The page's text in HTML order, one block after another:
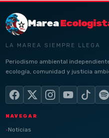
Marea
LA MAREA SIEMPRE LLEGA
Periodismo ambiental
ecología, comunidad y justicia
NAVEGAR
Noticias